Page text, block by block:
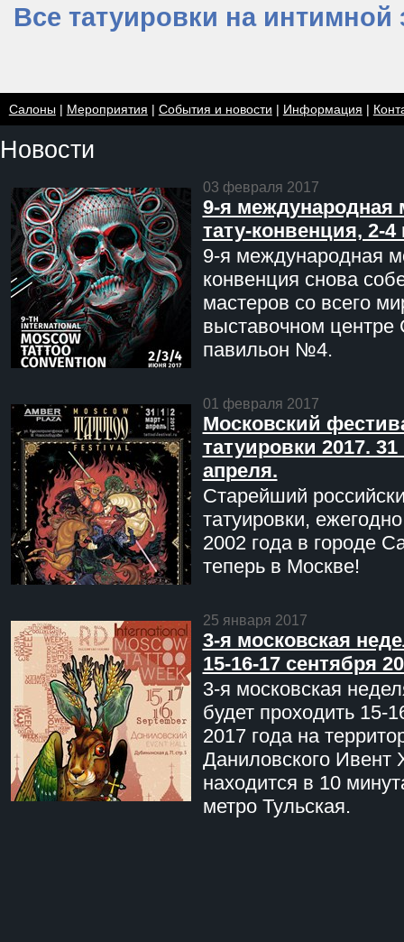
Все татуировки на интимной
Салоны| Мероприятия | События и новости | Информация |
Новости
03 февраля 2017
9-я международная
тату-конвенция, 2-
9-я международная
конвенция снова
мастеров со всего
выставочном центре
павильон №4.
01 февраля 2017
Московский
татуировки 2017. 31
апреля.
Старейший
татуировки,
2002 года в городе
теперь в Москве!
25 января 2017
3-я московская
15-16-17 сентября
3-я московская
будет проходить 15-
2017 года на
Даниловского Ивент
находится в 10
метро Тульская.